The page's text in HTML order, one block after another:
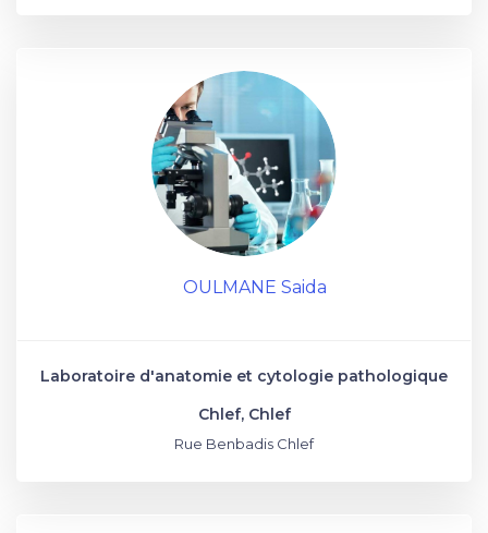
OULMANE Saida
Laboratoire d'anatomie et cytologie pathologique
Chlef, Chlef
Rue Benbadis Chlef